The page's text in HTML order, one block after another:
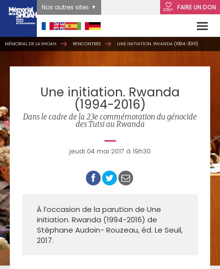
FAIRE UN DON
Nos autres sites
MÉMORIAL DE LA SHOAH RENCONTRES UNE INITIATION. RWANDA (1994-2016)
Une initiation. Rwanda
(1994-2016)
Dans le cadre de la 23e commémoration du génocide
des Tutsi au Rwanda
jeudi 04 mai 2017 à 19h30
À l’occasion de la parution de Une
initiation. Rwanda (1994-2016) de
Stéphane Audoin- Rouzeau, éd. Le Seuil,
2017.